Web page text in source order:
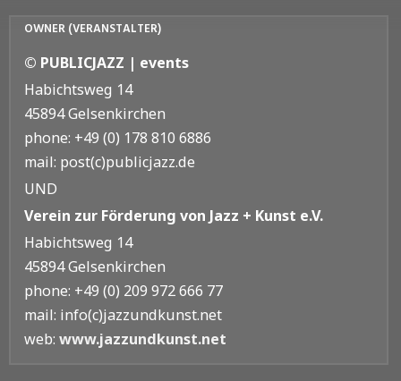
OWNER (VERANSTALTER)
© PUBLICJAZZ | events
Habichtsweg 14
45894 Gelsenkirchen
phone: +49 (0) 178 810 6886
mail: post(c)publicjazz.de
UND
Verein zur Förderung von Jazz + Kunst e.V.
Habichtsweg 14
45894 Gelsenkirchen
phone: +49 (0) 209 972 666 77
mail: info(c)jazzundkunst.net
web: www.jazzundkunst.net